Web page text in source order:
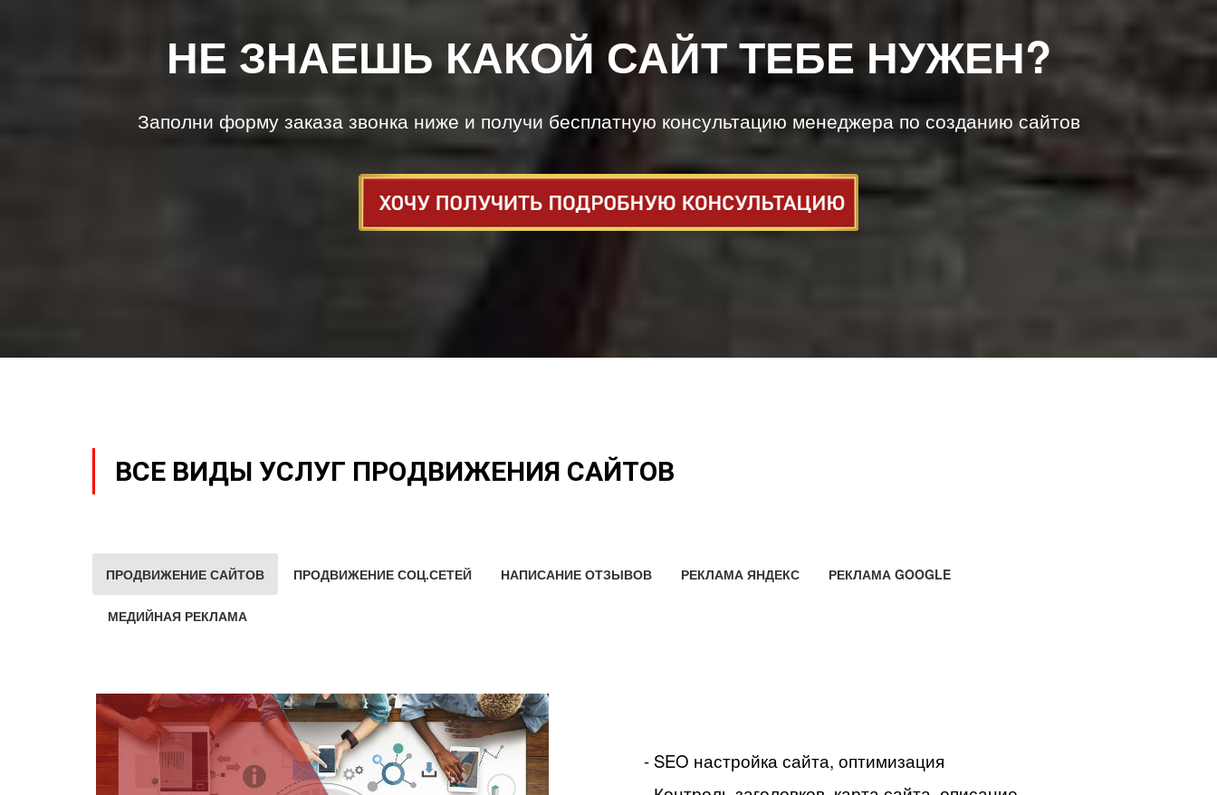
НЕ ЗНАЕШЬ КАКОЙ САЙТ ТЕБЕ НУЖЕН?
Заполни форму заказа звонка ниже и получи бесплатную консультацию менеджера по созданию сайтов
ВСЕ ВИДЫ УСЛУГ ПРОДВИЖЕНИЯ САЙТОВ
ПРОДВИЖЕНИЕ САЙТОВ ПРОДВИЖЕНИЕ СОЦ.СЕТЕЙ НАПИСАНИЕ ОТЗЫВОВ РЕКЛАМА ЯНДЕКС РЕКЛАМА GOOGLE
МЕДИЙНАЯ РЕКЛАМА
- SEO настройка сайта, оптимизация